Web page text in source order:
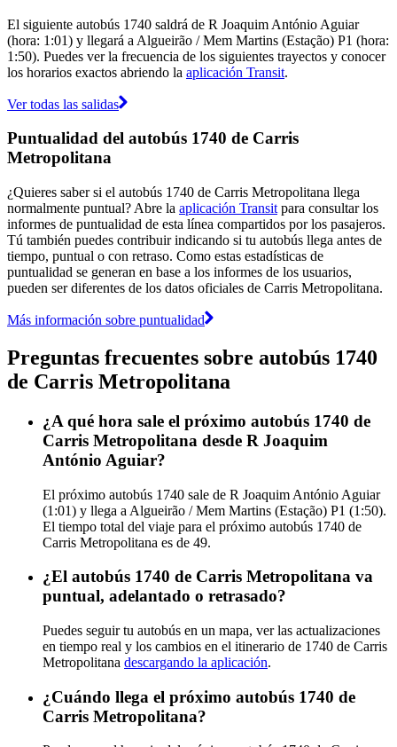
El siguiente autobús 1740 saldrá de R Joaquim António Aguiar
(hora: 1:01) y llegará a Algueirão / Mem Martins (Estação) P1 (hora:
1:50). Puedes ver la frecuencia de los siguientes trayectos y conocer
los horarios exactos abriendo la aplicación Transit.
Ver todas las salidas
Puntualidad del autobús 1740 de Carris
Metropolitana
¿Quieres saber si el autobús 1740 de Carris Metropolitana llega
normalmente puntual? Abre la aplicación Transit para consultar los
informes de puntualidad de esta línea compartidos por los pasajeros.
Tú también puedes contribuir indicando si tu autobús llega antes de
tiempo, puntual o con retraso. Como estas estadísticas de
puntualidad se generan en base a los informes de los usuarios,
pueden ser diferentes de los datos oficiales de Carris Metropolitana.
Más información sobre puntualidad
Preguntas frecuentes sobre autobús 1740
de Carris Metropolitana
¿A qué hora sale el próximo autobús 1740 de
Carris Metropolitana desde R Joaquim
António Aguiar?
El próximo autobús 1740 sale de R Joaquim António Aguiar
(1:01) y llega a Algueirão / Mem Martins (Estação) P1 (1:50).
El tiempo total del viaje para el próximo autobús 1740 de
Carris Metropolitana es de 49.
¿El autobús 1740 de Carris Metropolitana va
puntual, adelantado o retrasado?
Puedes seguir tu autobús en un mapa, ver las actualizaciones
en tiempo real y los cambios en el itinerario de 1740 de Carris
Metropolitana descargando la aplicación.
¿Cuándo llega el próximo autobús 1740 de
Carris Metropolitana?